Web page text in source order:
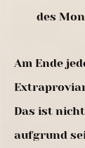
des
Am Ende
Das ist
aufgrund